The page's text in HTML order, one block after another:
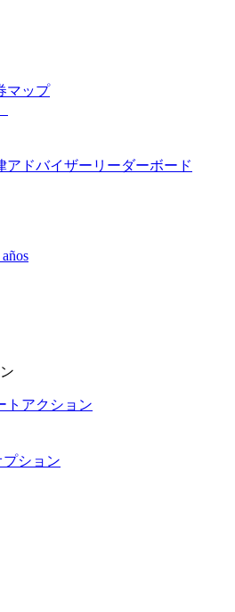
マップ
アドバイザーリーダーボード
トアクション
プション